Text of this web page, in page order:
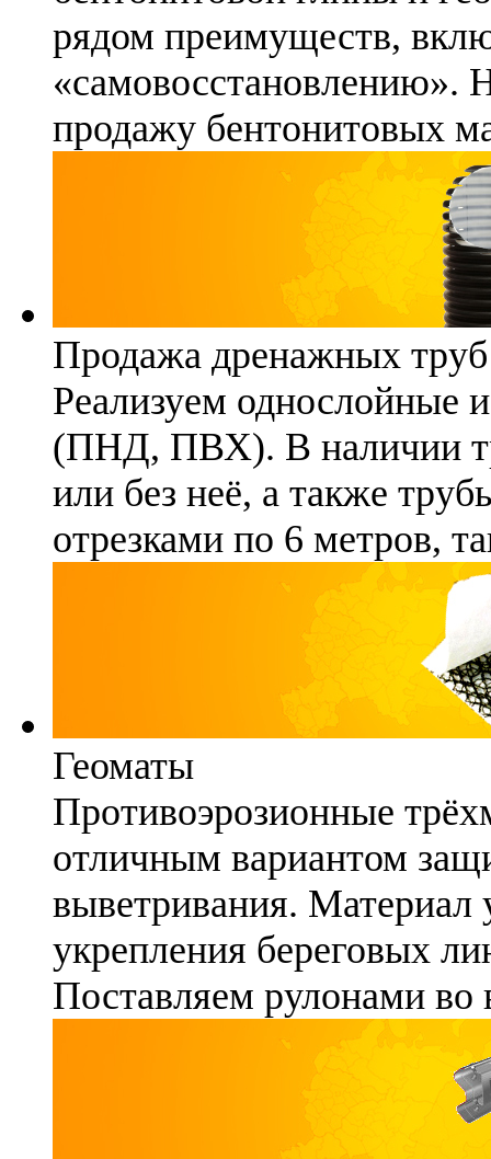
рядом преимуществ,
«самовосстановлению».
продажу бентонитовых
Продажа дренажных труб
Реализуем однослойные
(ПНД, ПВХ). В наличии
или без неё, а также
отрезками по 6 метров,
Геоматы
Противоэрозионные
отличным вариантом
выветривания. Материал
укрепления береговых
Поставляем рулонами